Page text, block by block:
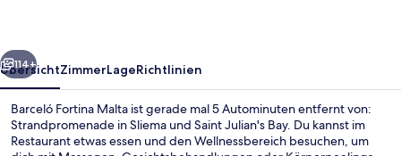
Weiter
114+
ÜbersichtZimmerLageRichtlinien
Barceló Fortina Malta ist gerade mal 5 Autominuten entfernt von:
Strandpromenade in Sliema und Saint Julian's Bay. Du kannst im
Restaurant etwas essen und den Wellnessbereich besuchen, um